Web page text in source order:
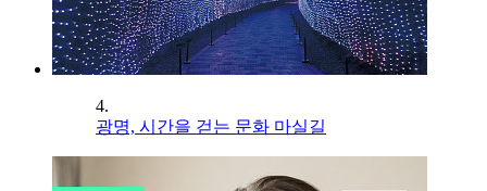
4.
광명, 시간을 걷는 문화 마실길